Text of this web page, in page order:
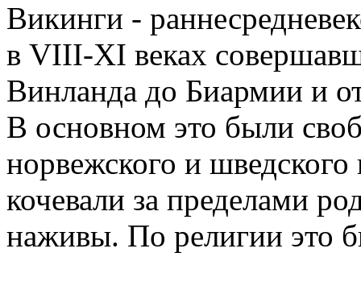
Викинги -
в VIII-XI веках
Винланда до Биармии и
В основном это были
норвежского и
кочевали за пределами
наживы. По религии это